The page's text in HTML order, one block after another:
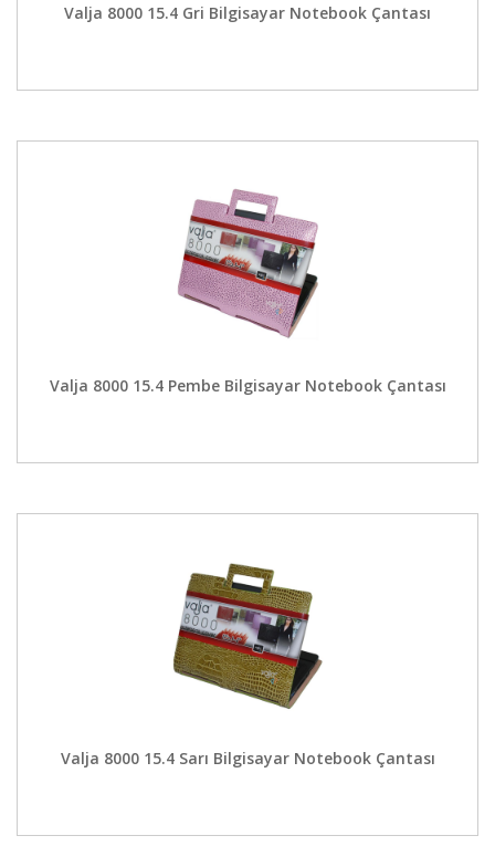
Valja 8000 15.4 Gri Bilgisayar Notebook Çantası
Valja 8000 15.4 Pembe Bilgisayar Notebook Çantası
Valja 8000 15.4 Sarı Bilgisayar Notebook Çantası